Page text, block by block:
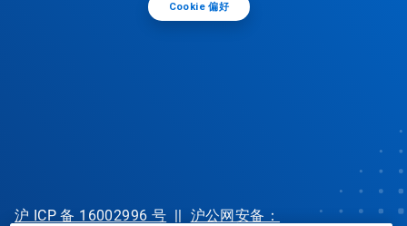
Cookie 偏好
沪 ICP 备 16002996 号 || 沪公网安备：